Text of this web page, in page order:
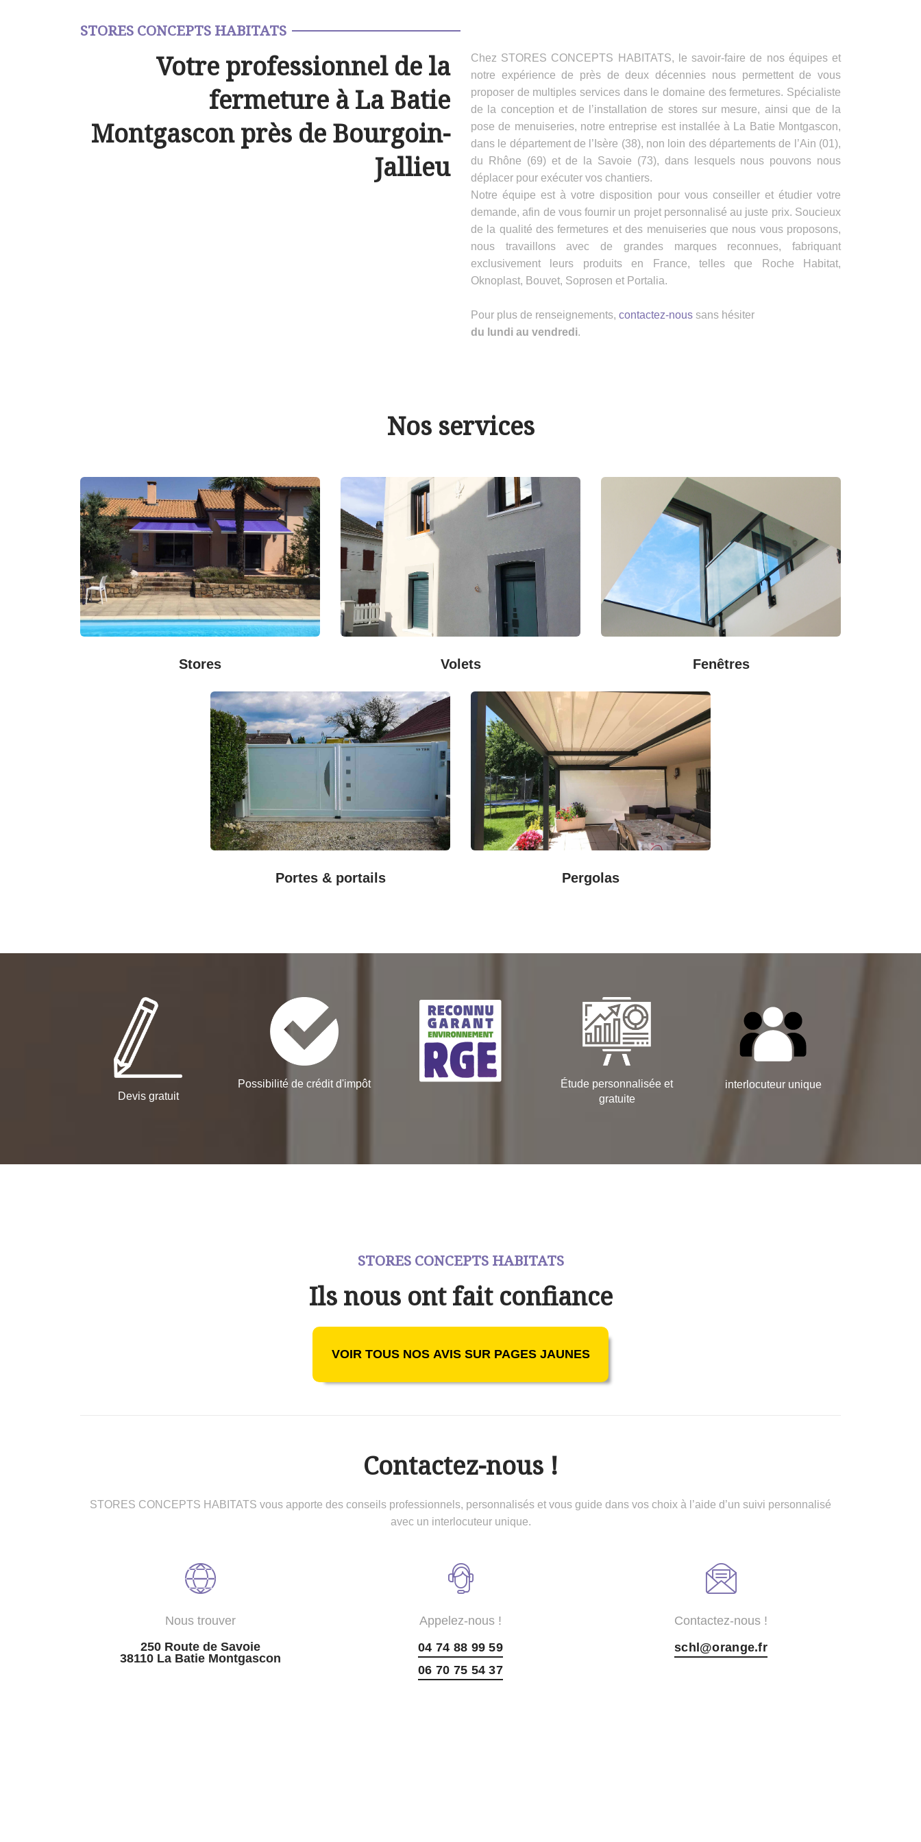
STORES CONCEPTS HABITATS
Votre professionnel de la
fermeture à La Batie
Montgascon près de Bourgoin-
Jallieu
Chez STORES CONCEPTS HABITATS, le savoir-faire de nos équipes et
notre expérience de près de deux décennies nous permettent de vous
proposer de multiples services dans le domaine des fermetures. Spécialiste
de la conception et de l’installation de stores sur mesure, ainsi que de la
pose de menuiseries, notre entreprise est installée à La Batie Montgascon,
dans le département de l’Isère (38), non loin des départements de l’Ain (01),
du Rhône (69) et de la Savoie (73), dans lesquels nous pouvons nous
déplacer pour exécuter vos chantiers.
Notre équipe est à votre disposition pour vous conseiller et étudier votre
demande, afin de vous fournir un projet personnalisé au juste prix. Soucieux
de la qualité des fermetures et des menuiseries que nous vous proposons,
nous travaillons avec de grandes marques reconnues, fabriquant
exclusivement leurs produits en France, telles que Roche Habitat,
Oknoplast, Bouvet, Soprosen et Portalia.
Pour plus de renseignements, contactez-nous sans hésiter
du lundi au vendredi.
Nos services
Stores Volets Fenêtres
Portes & portails Pergolas
Devis gratuit
Possibilité de crédit d'impôt
Étude personnalisée et
gratuite
interlocuteur unique
STORES CONCEPTS HABITATS
Ils nous ont fait confiance
VOIR TOUS NOS AVIS SUR PAGES JAUNES
Contactez-nous !
STORES CONCEPTS HABITATS vous apporte des conseils professionnels, personnalisés et vous guide dans vos choix à l’aide d’un suivi personnalisé
avec un interlocuteur unique.
Nous trouver
250 Route de Savoie
38110 La Batie Montgascon
Appelez-nous !
04 74 88 99 59
06 70 75 54 37
Contactez-nous !
schl@orange.fr